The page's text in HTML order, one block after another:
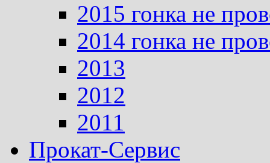
2015 гонка не
2014 гонка не
2013
2012
2011
Прокат-Сервис